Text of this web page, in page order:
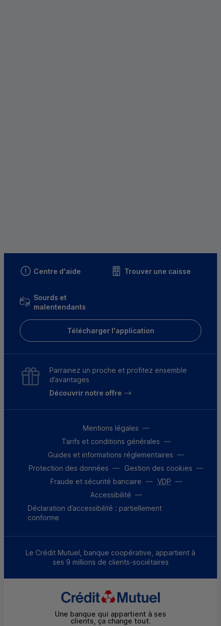
Centre d'aide Trouver une caisse
Sourds et
malentendants
Télécharger l'application
Parrainez un proche et profitez ensemble
d’avantages
Découvrir notre offre
Mentions légales
Tarifs et conditions générales
Guides et informations réglementaires
Protection des données
Gestion des cookies
Fraude et sécurité bancaire
VDP
Accessibilité
Déclaration d’accessibilité : partiellement
conforme
Le Crédit Mutuel, banque coopérative, appartient à
ses 9 millions de clients-sociétaires
Une banque qui appartient à ses
clients, ça change tout.